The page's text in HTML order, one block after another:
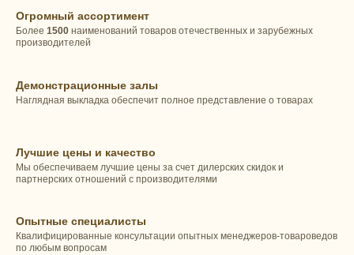
Огромный ассортимент
Более 1500 наименований товаров отечественных и зарубежных
производителей
Демонстрационные залы
Наглядная выкладка обеспечит полное представление о товарах
Лучшие цены и качество
Мы обеспечиваем лучшие цены за счет дилерских скидок и
партнерских отношений с производителями
Опытные специалисты
Квалифицированные консультации опытных менеджеров-товароведов
по любым вопросам